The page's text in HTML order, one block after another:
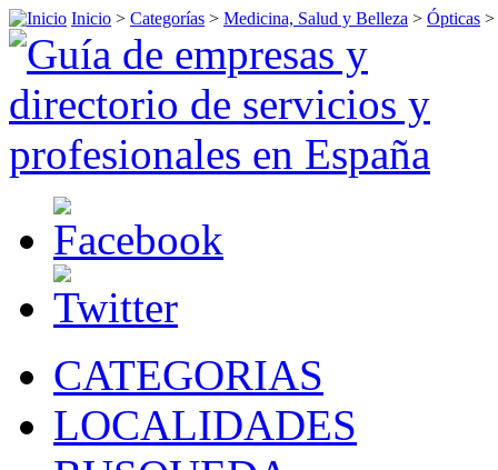
Inicio > Categorías > Medicina, Salud y Belleza > Ópticas >
CATEGORIAS
LOCALIDADES